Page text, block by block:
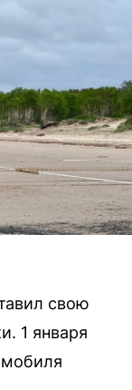
свою
1 января